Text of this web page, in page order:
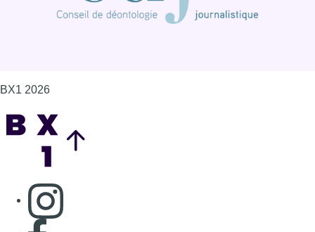
BX1 2026
Consulter page Instagram
Consulter page Facebook